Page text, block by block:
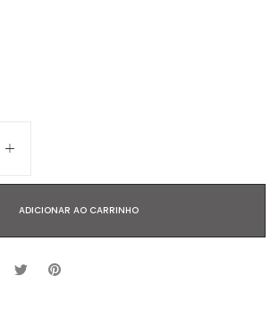
ADICIONAR AO CARRINHO